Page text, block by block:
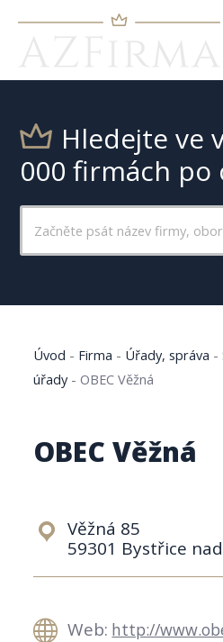
Hledejte ve
000 firmách po
Úvod - Firma - Úřady, správa -
úřady-OBEC Věžná
OBEC Věžná
Věžná 85
59301 Bystřice
Web: http://